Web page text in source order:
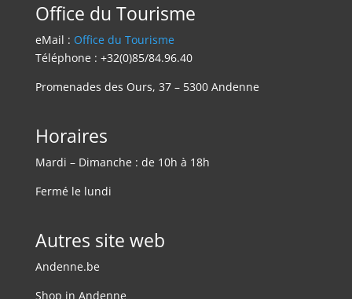
Office du Tourisme
eMail : Office du Tourisme
Téléphone : +32(0)85/84.96.40
Promenades des Ours, 37 – 5300 Andenne
Horaires
Mardi – Dimanche : de 10h à 18h
Fermé le lundi
Autres site web
Andenne.be
Shop in Andenne